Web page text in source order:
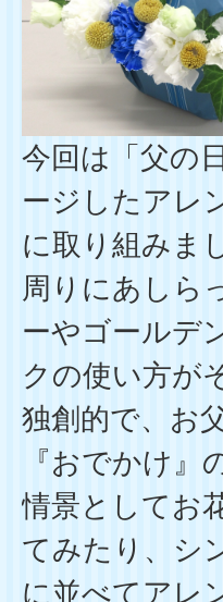
今回は「父の
ージしたアレ
に取り組みま
周りにあしら
ーやゴールデ
クの使い方が
独創的で、お
『おでかけ』
情景としてお
てみたり、シ
に並べてアレ